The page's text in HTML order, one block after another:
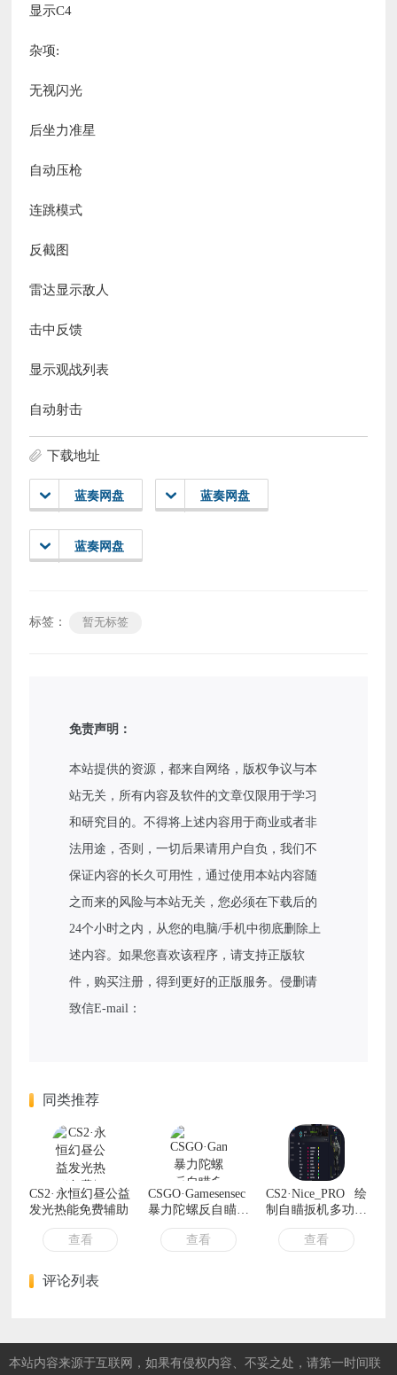
显示C4
杂项:
无视闪光
后坐力准星
自动压枪
连跳模式
反截图
雷达显示敌人
击中反馈
显示观战列表
自动射击
下载地址
蓝奏网盘 蓝奏网盘
蓝奏网盘
标签： 暂无标签
免责声明：
本站提供的资源，都来自网络，版权争议与本
站无关，所有内容及软件的文章仅限用于学习
和研究目的。不得将上述内容用于商业或者非
法用途，否则，一切后果请用户自负，我们不
保证内容的长久可用性，通过使用本站内容随
之而来的风险与本站无关，您必须在下载后的
24个小时之内，从您的电脑/手机中彻底删除上
述内容。如果您喜欢该程序，请支持正版软
件，购买注册，得到更好的正版服务。侵删请
致信E-mail：
同类推荐
CS2·永恒幻昼公益
发光热能免费辅助
查看
CSGO·Gamesensec
暴力陀螺反自瞄多
功能作弊DLL
查看
CS2·Nice_PRO绘
制自瞄扳机多功能
辅助 v8.22
查看
评论列表
本站内容来源于互联网，如果有侵权内容、不妥之处，请第一时间联